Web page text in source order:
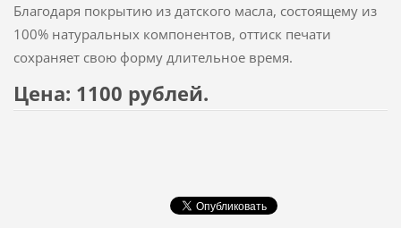
Благодаря покрытию из датского масла, состоящему из
100% натуральных компонентов, оттиск печати
сохраняет свою форму длительное время.
Цена: 1100 рублей.